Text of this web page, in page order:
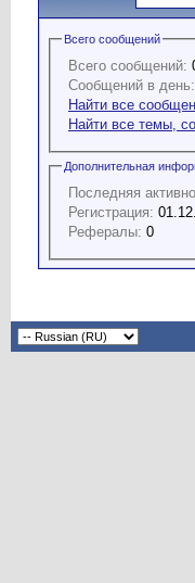
Всего сообщений
Всего сообщений:
Сообщений в день:
Найти все
Найти все темы,
Дополнительная
Последняя
Регистрация:
Рефералы: 0